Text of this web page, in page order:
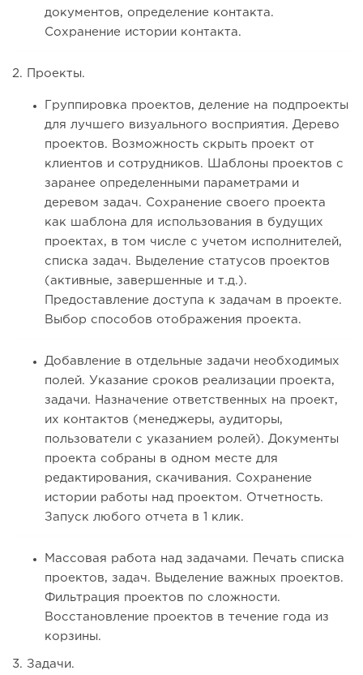
документов, определение контакта.
Сохранение истории контакта.
2. Проекты.
Группировка проектов, деление на подпроекты
для лучшего визуального восприятия. Дерево
проектов. Возможность скрыть проект от
клиентов и сотрудников. Шаблоны проектов с
заранее определенными параметрами и
деревом задач. Сохранение своего проекта
как шаблона для использования в будущих
проектах, в том числе с учетом исполнителей,
списка задач. Выделение статусов проектов
(активные, завершенные и т.д.).
Предоставление доступа к задачам в проекте.
Выбор способов отображения проекта.
Добавление в отдельные задачи необходимых
полей. Указание сроков реализации проекта,
задачи. Назначение ответственных на проект,
их контактов (менеджеры, аудиторы,
пользователи с указанием ролей). Документы
проекта собраны в одном месте для
редактирования, скачивания. Сохранение
истории работы над проектом. Отчетность.
Запуск любого отчета в 1 клик.
Массовая работа над задачами. Печать списка
проектов, задач. Выделение важных проектов.
Фильтрация проектов по сложности.
Восстановление проектов в течение года из
корзины.
3. Задачи.